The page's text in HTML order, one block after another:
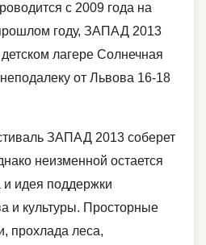
с 2009 года на
году, ЗАПАД 2013
лагере Солнечная
от Львова 16-18
ЗАПАД 2013 соберет
неизменной остается
идея поддержки
и культуры. Просторные
прохлада леса,